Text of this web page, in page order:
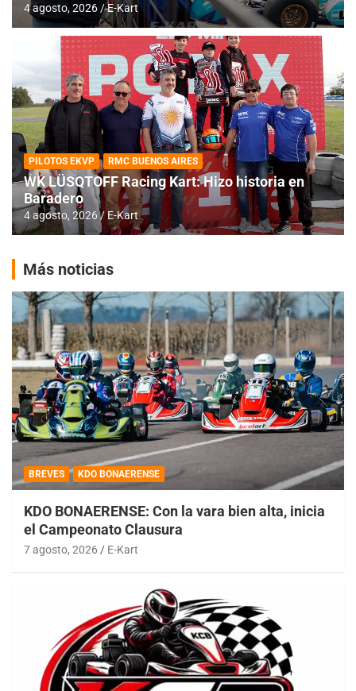
4 agosto, 2026 E-Kart
PILOTOS EKVP RMC BUENOS AIRES
WK LÜSQTOFF Racing Kart: Hizo historia en
Baradero
4 agosto, 2026 E-Kart
Más noticias
BREVES KDO BONAERENSE
KDO BONAERENSE: Con la vara bien alta, inicia
el Campeonato Clausura
7 agosto, 2026 E-Kart